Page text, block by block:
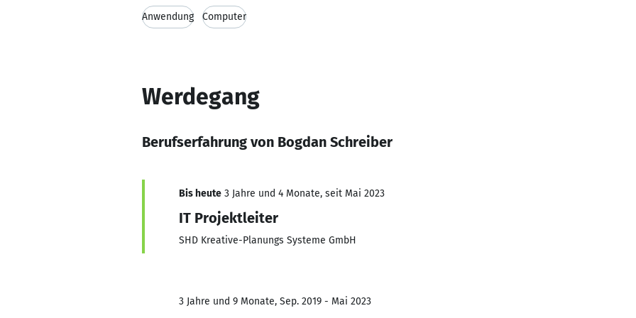
Anwendung Computer
Werdegang
Berufserfahrung von Bogdan Schreiber
Bis heute 3 Jahre und 4 Monate, seit Mai 2023
IT Projektleiter
SHD Kreative-Planungs Systeme GmbH
3 Jahre und 9 Monate, Sep. 2019 - Mai 2023